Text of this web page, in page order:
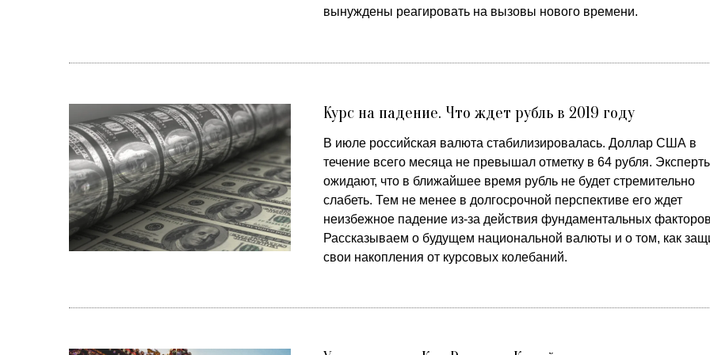
вынуждены реагировать на вызовы нового времени.
Курс на падение. Что ждет рубль в 2019 году
В июле российская валюта стабилизировалась. Доллар США в
течение всего месяца не превышал отметку в 64 рубля.
ожидают, что в ближайшее время рубль не будет стремительно
слабеть. Тем не менее в долгосрочной перспективе его ждет
неизбежное падение из-за действия фундаментальных
Рассказываем о будущем национальной валюты и о том, как
свои накопления от курсовых колебаний.